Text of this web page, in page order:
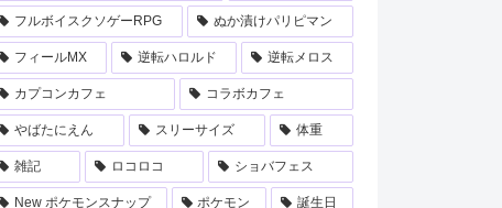
フルボイスクソゲーRPG ぬか漬けパリピマン
フィールMX 逆転ハロルド 逆転メロス
カプコンカフェ コラボカフェ
やばたにえん スリーサイズ 体重
雑記 ロコロコ ショバフェス
New ポケモンスナップ ポケモン 誕生日